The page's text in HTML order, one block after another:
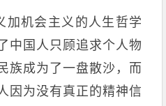
加机会主义的人生哲学
中国人只顾追求个人物
族成为了一盘散沙，而
因为没有真正的精神信